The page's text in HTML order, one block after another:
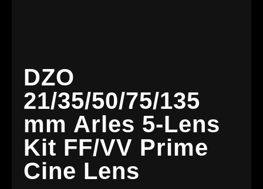
DZO
21/35/50/75/135
mm Arles 5-Lens
Kit FF/VV Prime
Cine Lens